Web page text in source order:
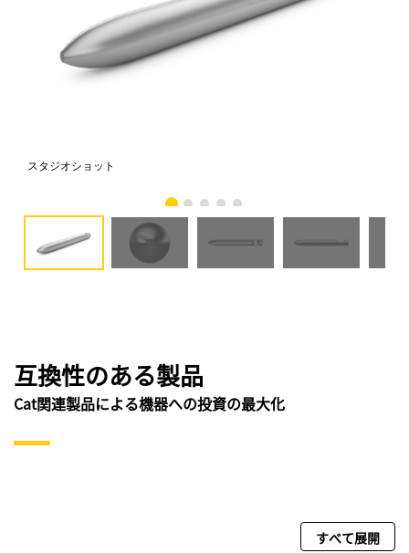
スタジオショット
互換性のある製品
Cat関連製品による機器への投資の最大化
すべて展開